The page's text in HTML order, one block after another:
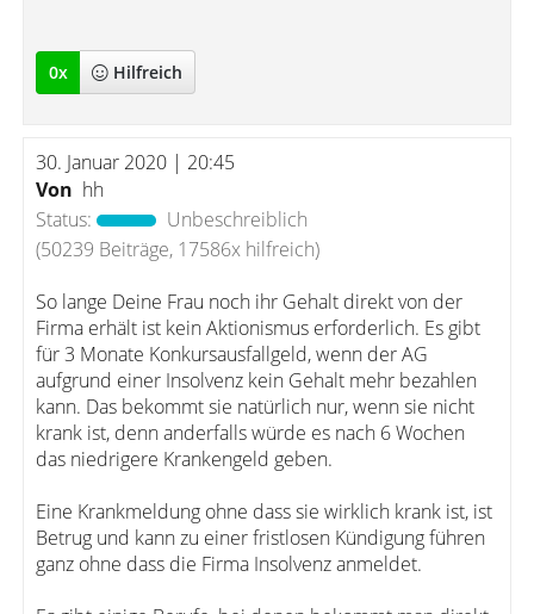
0x Hilfreich
30. Januar 2020 | 20:45
Von hh
Status:
Unbeschreiblich
(50239 Beiträge, 17586x hilfreich)
So lange Deine Frau noch ihr Gehalt direkt von der
Firma erhält ist kein Aktionismus erforderlich. Es gibt
für 3 Monate Konkursausfallgeld, wenn der AG
aufgrund einer Insolvenz kein Gehalt mehr bezahlen
kann. Das bekommt sie natürlich nur, wenn sie nicht
krank ist, denn anderfalls würde es nach 6 Wochen
das niedrigere Krankengeld geben.
Eine Krankmeldung ohne dass sie wirklich krank ist, ist
Betrug und kann zu einer fristlosen Kündigung führen
ganz ohne dass die Firma Insolvenz anmeldet.